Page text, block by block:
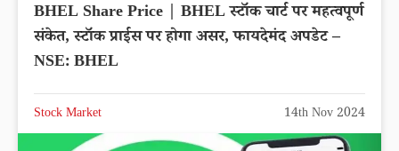
BHEL Share Price | BHEL स्टॉक चार्ट पर महत्वपूर्ण
संकेत, स्टॉक प्राईस पर होगा असर, फायदेमंद अपडेट –
NSE: BHEL
Stock Market 14th Nov 2024